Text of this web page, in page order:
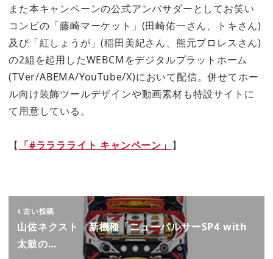
また本キャンペーンの公式アンバサダーとしてお笑い
コンビの「藤崎マーケット」(田崎佑一さん、トキさん)
及び「紅しょうが」(稲田美紀さん、熊元プロレスさん)
の2組を起用したWEBCMをデジタルプラットホーム
(TVer/ABEMA/YouTube/X)において配信。併せてホー
ル向け装飾ツールデザインや動画素材も特設サイトに
て用意している。
【 「#ラララライト キャンペーン」 】
古い投稿
山佐ネクスト 新機種「ニューパルサーSP4 with
太鼓の…